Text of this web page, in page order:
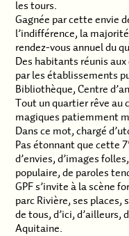
les tours.
Gagnée par cette envie
l’indifférence, la
rendez-vous annuel du
Des habitants réunis
par les établissements
Bibliothèque, Centre
Tout un quartier rêve
magiques patiemment
Dans ce mot, chargé
Pas étonnant que cette
d’envies, d’images
populaire, de paroles
GPF s’invite à la scène
parc Rivière, ses places,
de tous, d’ici, d’ailleurs,
Aquitaine.